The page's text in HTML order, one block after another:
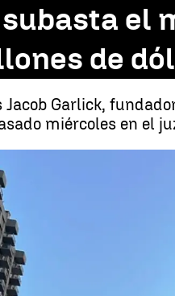
Buscar
el
de
Jacob Garlick,
miércoles en el